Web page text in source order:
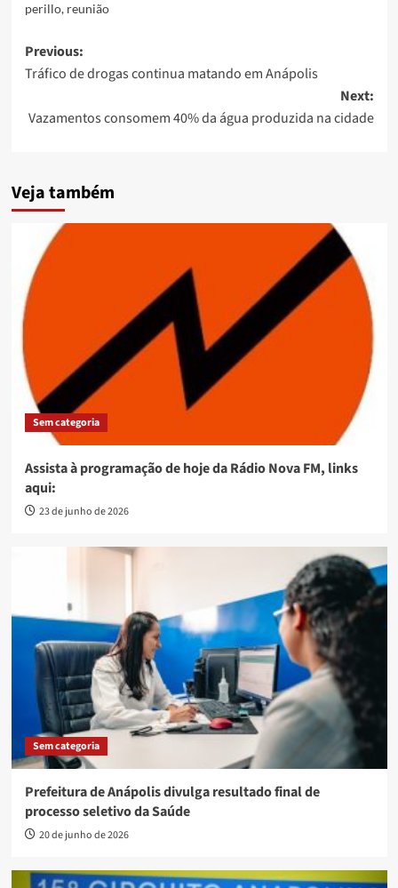
perillo, reunião
Post
navigation
Previous:
Tráfico de drogas continua matando em Anápolis
Next:
Vazamentos consomem 40% da água produzida na cidade
Veja também
Sem categoria
Assista à programação de hoje da Rádio Nova FM, links
aqui:
23 de junho de 2026
Sem categoria
Prefeitura de Anápolis divulga resultado final de
processo seletivo da Saúde
20 de junho de 2026